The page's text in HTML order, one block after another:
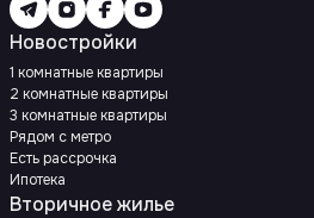
Новостройки
1 комнатные квартиры
2 комнатные квартиры
3 комнатные квартиры
Рядом с метро
Есть рассрочка
Ипотека
Вторичное жилье